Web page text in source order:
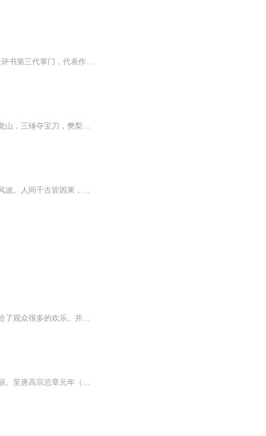
刘立福（1924年——2015年11月30日），男，天津人，著名评书表演艺术家，陈（士和）派评书第三代掌门，代表作品《聊斋志异》。2003年，荣获天津曲艺家协会、天津曲艺促进会颁发的“曲艺事业终身成就奖”。2015年入选天津市非物质文化遗产“陈派聊斋评书”...
本书是薛刚反唐的后续之作。紧承正集，叙述了三打太师，毡卷中宗，发配通城虎，倒反盘龙山，三锤夺宝刀，樊梨花下山，薛刚被困，薛赞出世，摔死西宫娘娘，吓死武则天，大开铁丘坟，笑死程咬金等脍炙人口的故事。其主题思想与正集一脉相承。欢迎各位收听！
世事浮沉聚散，江湖风雨蹉跎。功名利禄尽消磨，多少悲欢起落。岁月揉平意气，红尘绾就风波。人间千古皆因果，终归恩仇情惑。《三路居·爱在北京》郝明深居简出，却意外收获爱情。然而，爱情来了，却又让他经历了一次次磨难……《逃逸情仇》陶三旺求学不果...
许君聪作为喜剧演员，如果经常笑场的话会显得有些不专业，但是刘海柱的这些笑场，却带给了观众很多的欢乐。并且在网络上还流传着一句话：黄胶鞋，七分裤，职业法师刘海柱。
唐太宗李世民为了收复辽东，统一天下，征讨盖苏文弑逆，援救新罗，曾三次出兵征讨高句丽。至唐高宗总章元年（公元668年）薛仁贵等率兵攻下平壤城，俘虏高句丽王高藏，高句丽灭亡。唐在高句丽故地设置9个都督府、42个州、100个县，设安东都护府统辖，以左武...